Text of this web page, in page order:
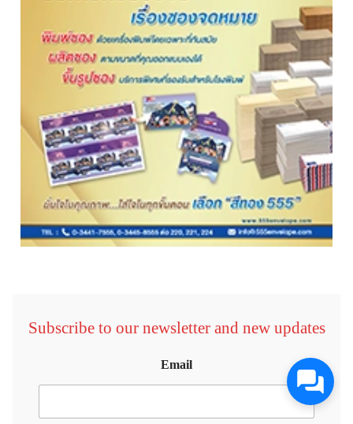
Subscribe to our newsletter and new updates
Email